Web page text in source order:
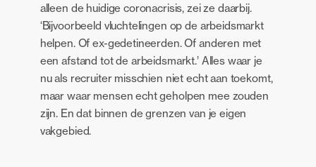
alleen de huidige coronacrisis, zei ze daarbij.
‘Bijvoorbeeld vluchtelingen op de arbeidsmarkt
helpen. Of ex-gedetineerden. Of anderen met
een afstand tot de arbeidsmarkt.’ Alles waar je
nu als recruiter misschien niet echt aan toekomt,
maar waar mensen echt geholpen mee zouden
zijn. En dat binnen de grenzen van je eigen
vakgebied.